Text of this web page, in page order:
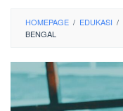
HOMEPAGE / EDUKASI /
BENGAL